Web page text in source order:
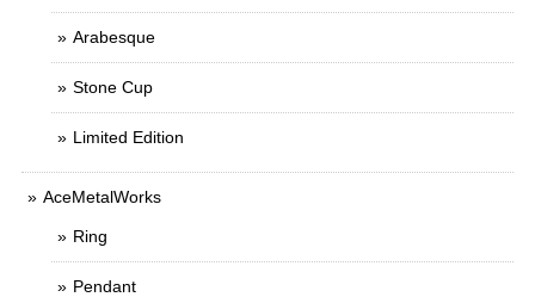
Arabesque
Stone Cup
Limited Edition
AceMetalWorks
Ring
Pendant